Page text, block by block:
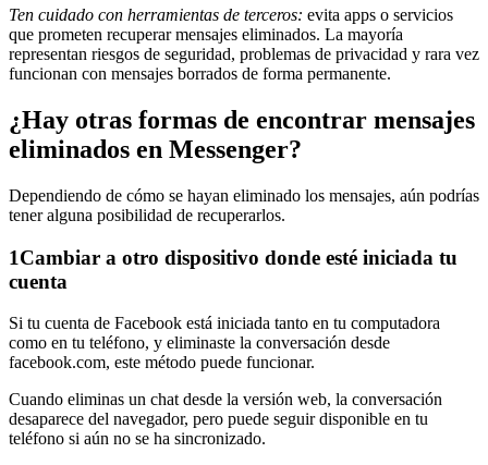
Ten cuidado con herramientas de terceros: evita apps o servicios
que prometen recuperar mensajes eliminados. La mayoría
representan riesgos de seguridad, problemas de privacidad y rara vez
funcionan con mensajes borrados de forma permanente.
¿Hay otras formas de encontrar mensajes
eliminados en Messenger?
Dependiendo de cómo se hayan eliminado los mensajes, aún podrías
tener alguna posibilidad de recuperarlos.
1Cambiar a otro dispositivo donde esté iniciada tu
cuenta
Si tu cuenta de Facebook está iniciada tanto en tu computadora
como en tu teléfono, y eliminaste la conversación desde
facebook.com, este método puede funcionar.
Cuando eliminas un chat desde la versión web, la conversación
desaparece del navegador, pero puede seguir disponible en tu
teléfono si aún no se ha sincronizado.